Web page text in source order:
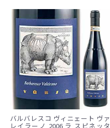
バルバレスコ ヴィニェート ヴァ
レイラーノ 2006 ラ スピネッタ